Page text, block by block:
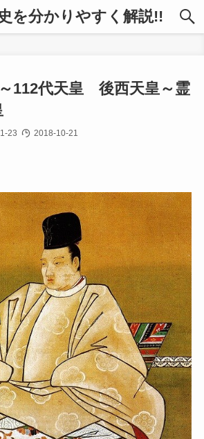
を分かりやすく解説!!
112代天皇 後西天皇～霊
23 2018-10-21